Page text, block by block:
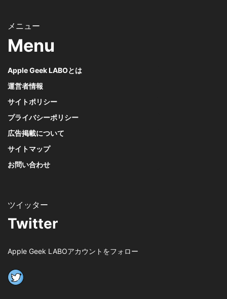
Menu
Apple Geek LABOとは
運営者情報
サイトポリシー
プライバシーポリシー
広告掲載について
サイトマップ
お問い合わせ
Twitter
Apple Geek LABOアカウントをフォロー